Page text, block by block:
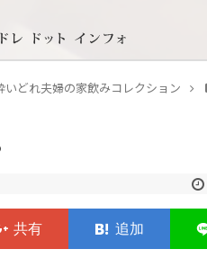
いどれ夫婦の家飲みコレクション